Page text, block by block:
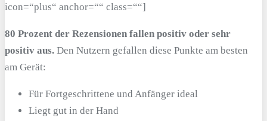
icon=“plus“ anchor=““ class=““]
80 Prozent der Rezensionen fallen positiv oder sehr
positiv aus. Den Nutzern gefallen diese Punkte am besten
am Gerät:
Für Fortgeschrittene und Anfänger ideal
Liegt gut in der Hand